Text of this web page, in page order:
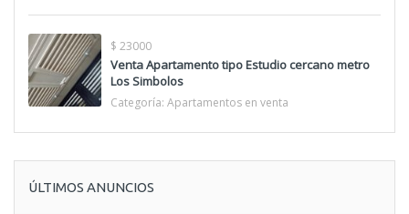
$ 23000
Venta Apartamento tipo Estudio cercano metro
Los Simbolos
Categoría: Apartamentos en venta
ÚLTIMOS ANUNCIOS